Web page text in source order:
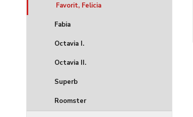
Favorit, Felicia
Fabia
Octavia I.
Octavia II.
Superb
Roomster